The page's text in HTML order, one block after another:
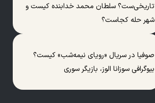
تاریخی‌ست؟ سلطان محمد خدابنده کیست و
شهر حله کجاست؟
صوفیا در سریال «رویای نیمه‌شب» کیست؟
بیوگرافی سوزانا الوز، بازیگر سوری